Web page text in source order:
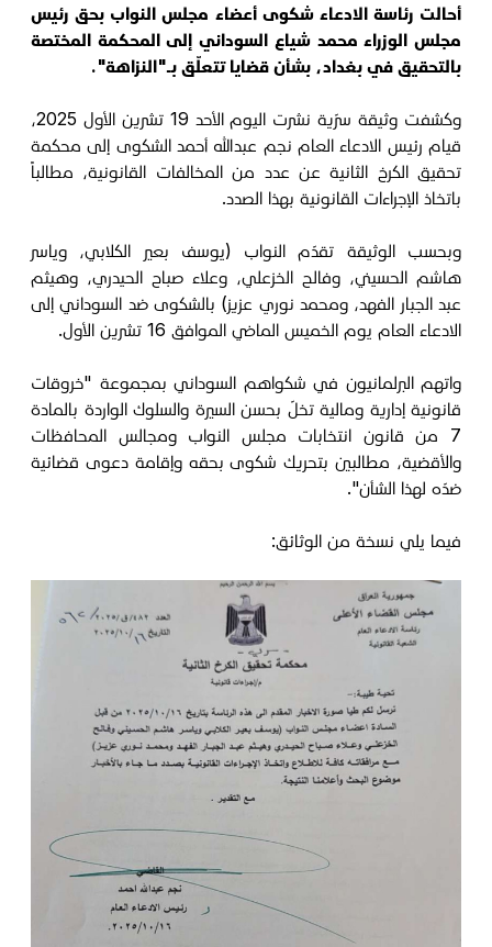
أحالت رئاسة الادعاء شكوى أعضاء مجلس النواب بحق رئيس
مجلس الوزراء محمد شياع السوداني إلى المحكمة المختصة
بالتحقيق في بغداد، بشأن قضايا تتعلّق بـ"النزاهة".
وكشفت وثيقة سرّية نشرت اليوم الأحد 19 تشرين الأول 2025،
قيام رئيس الادعاء العام نجم عبدالله أحمد الشكوى إلى محكمة
تحقيق الكرخ الثانية عن عدد من المخالفات القانونية، مطالباً
باتخاذ الإجراءات القانونية بهذا الصدد.
وبحسب الوثيقة تقدّم النواب (يوسف بعير الكلابي، وياسر
هاشم الحسيني، وفالح الخزعلي، وعلاء صباح الحيدري، وهيثم
عبد الجبار الفهد، ومحمد نوري عزيز) بالشكوى ضد السوداني إلى
الادعاء العام يوم الخميس الماضي الموافق 16 تشرين الأول.
واتهم البرلمانيون في شكواهم السوداني بمجموعة "خروقات
قانونية إدارية ومالية تخلّ بحسن السيرة والسلوك الواردة بالمادة
7 من قانون انتخابات مجلس النواب ومجالس المحافظات
والأقضية، مطالبين بتحريك شكوى بحقه وإقامة دعوى قضائية
ضدّه لهذا الشأن".
فيما يلي نسخة من الوثائق: